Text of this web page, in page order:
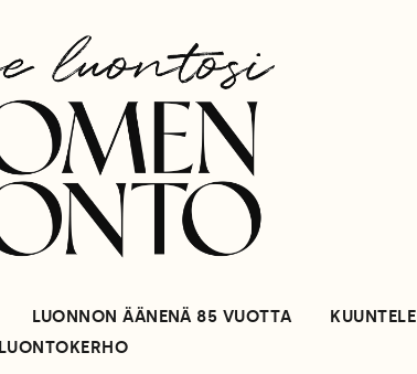
LUONNON ÄÄNENÄ 85 VUOTTA KUUNTELE
LUONTOKERHO